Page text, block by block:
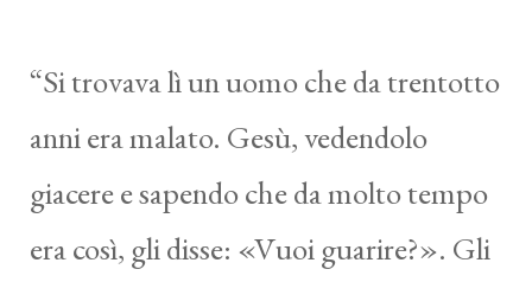
“Si trovava lì un uomo che da trentotto
anni era malato. Gesù, vedendolo
giacere e sapendo che da molto tempo
era così, gli disse: «Vuoi guarire?». Gli